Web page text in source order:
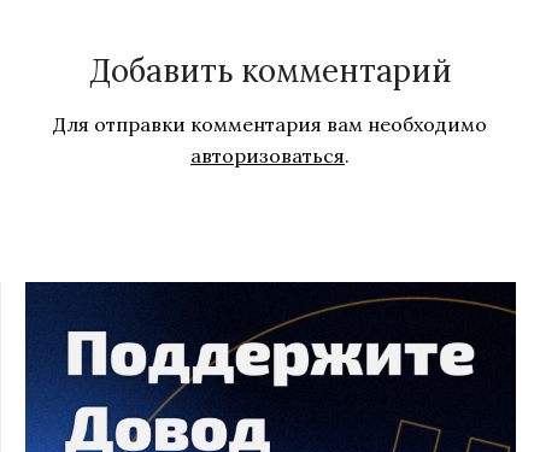
Добавить комментарий
Для отправки комментария вам необходимо
авторизоваться.